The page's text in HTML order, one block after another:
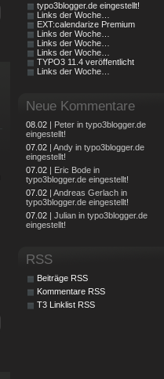
typo3blogger.de eingestellt!
Links der Woche…
EXT:calendarize Premium
Links der Woche…
Links der Woche…
Links der Woche…
TYPO3 11.4 veröffentlicht
Links der Woche…
Neue Kommentare
08.02 | Peter in typo3blogger.de
eingestellt!
07.02 | Andy in typo3blogger.de
eingestellt!
07.02 | Eric Bode in
typo3blogger.de eingestellt!
07.02 | Andreas Gerlach in
typo3blogger.de eingestellt!
07.02 | Julian in typo3blogger.de
eingestellt!
RSS
Beiträge RSS
Kommentare RSS
T3 Linklist RSS